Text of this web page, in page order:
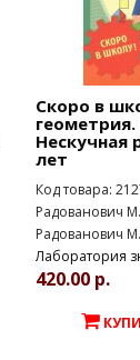
Скоро в
Нескучная
лет
Код товара:
Радованович
Радованович М.
Лаборатория
420.00 р.